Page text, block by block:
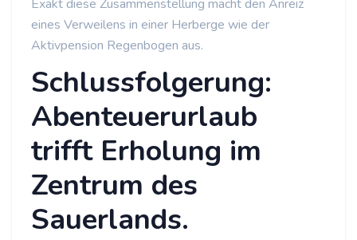
Exakt diese Zusammenstellung macht den Anreiz
eines Verweilens in einer Herberge wie der
Aktivpension Regenbogen aus.
Schlussfolgerung:
Abenteuerurlaub
trifft Erholung im
Zentrum des
Sauerlands.